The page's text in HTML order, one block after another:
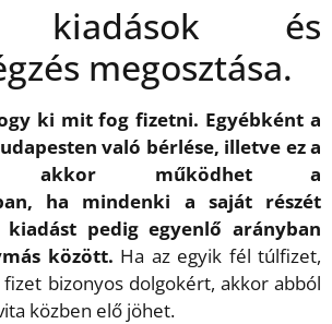
kiadások és
megosztása.
ki mit fog fizetni. Egyébként a
való bérlése, illetve ez a
akkor működhet a
ha mindenki a saját részét
pedig egyenlő arányban
között. Ha az egyik fél túlfizet,
bizonyos dolgokért, akkor abból
közben elő jöhet.